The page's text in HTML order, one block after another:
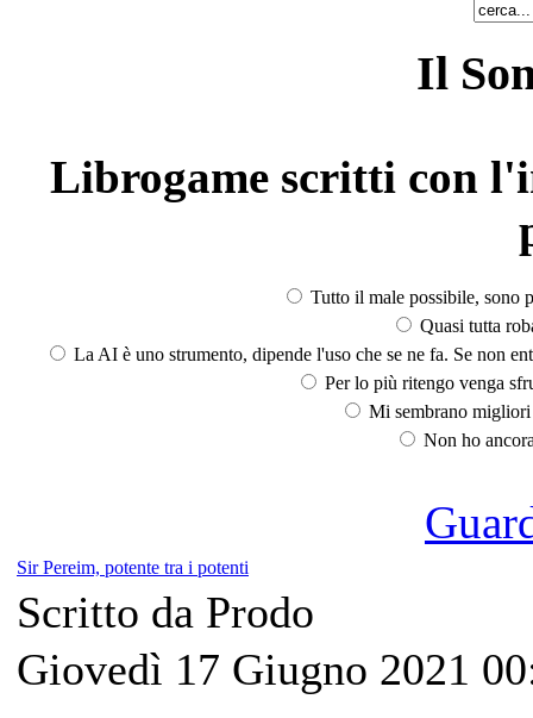
Il
Librogame scritti con
Tutto il male possibile, sono
Quasi tutta
La AI è uno strumento, dipende l'uso che se ne fa. Se non
Per lo più ritengo venga
Mi sembrano
Non ho
Sir Pereim, potente tra i potenti
Scritto da Prodo
Giovedì 17 Giugno 2021